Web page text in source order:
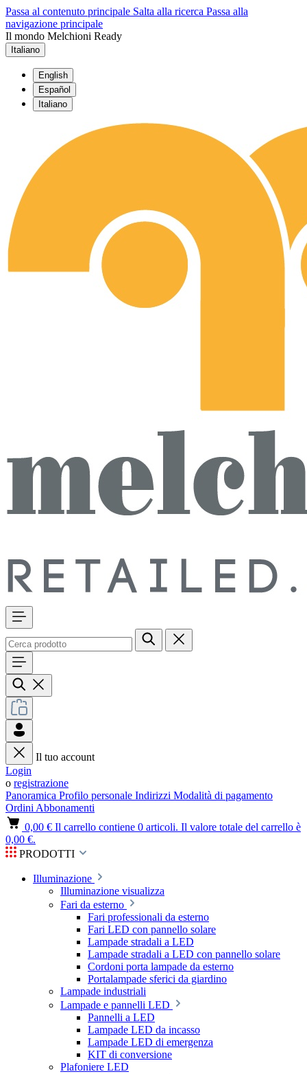
Passa al contenuto principale Salta alla ricerca Passa alla
navigazione principale
Il mondo Melchioni Ready
Italiano
English
Español
Italiano
Il tuo account
Login
o registrazione
Panoramica Profilo personale Indirizzi Modalità di pagamento
Ordini Abbonamenti
0,00 € Il carrello contiene 0 articoli. Il valore totale del carrello è
0,00 €.
PRODOTTI
Illuminazione
Illuminazione visualizza
Fari da esterno
Fari professionali da esterno
Fari LED con pannello solare
Lampade stradali a LED
Lampade stradali a LED con pannello solare
Cordoni porta lampade da esterno
Portalampade sferici da giardino
Lampade industriali
Lampade e pannelli LED
Pannelli a LED
Lampade LED da incasso
Lampade LED di emergenza
KIT di conversione
Plafoniere LED